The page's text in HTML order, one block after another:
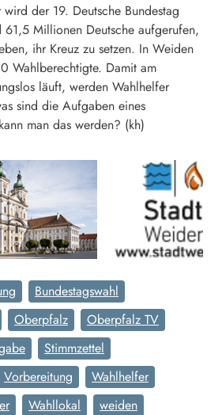
der 19. Deutsche Bundestag
Millionen Deutsche aufgerufen,
ihr Kreuz zu setzen. In Weiden
Wahlberechtigte. Damit am
läuft, werden Wahlhelfer
sind die Aufgaben eines
man das werden? (kh)
Bundestagswahl
Oberpfalz
Oberpfalz TV
Stimmzettel
Vorbereitung
Wahlhelfer
Wahllokal weiden